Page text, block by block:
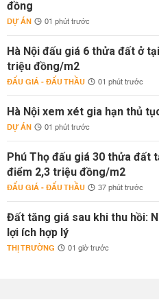
đồng
DỰ ÁN 01 phút trước
Hà Nội đấu giá 6 thửa đất ở
triệu đồng/m2
ĐẤU GIÁ - ĐẤU THẦU 01 phút trước
Hà Nội xem xét gia hạn thủ
DỰ ÁN 01 phút trước
Phú Thọ đấu giá 30 thửa đất
điểm 2,3 triệu đồng/m2
ĐẤU GIÁ - ĐẤU THẦU 37 phút trước
Đất tăng giá sau khi thu hồi:
lợi ích hợp lý
THỊ TRƯỜNG 01 giờ trước